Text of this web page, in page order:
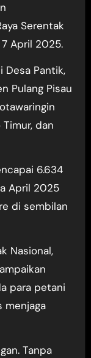
Serentak
April 2025.
Pantik,
Pulang Pisau
Timur, dan
6.634
April 2025
di sembilan
Nasional,
para petani
menjaga
Tanpa